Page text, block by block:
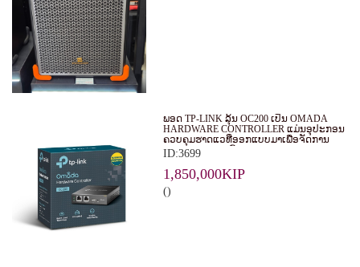
ພອດ TP-LINK ລຸ້ນ OC200 ເປັນ OMADA
HARDWARE CONTROLLER ແມ່ນອຸປະກອນ
ຄວບຄຸມຮາດແວທີ່ອອກແບບມາເພື່ອຈັດການ
ແລະ ຄວບຄຸມລະບົບ WI-FI ຂອງ OMADA
EAPS ໃນຮູບແບບສູນກາງ. ເໝາະສຳລັບ
ທຸລະກິດ, ຮ້ານອາຫານ, ໂຮງແຮມ ແລະ ອົງການ
ຕ່າງໆ.
ID:3699
1,850,000KIP
()